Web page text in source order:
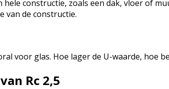
hele constructie, zoals een dak, vloer of
van de constructie.
voor glas. Hoe lager de U-waarde, hoe
Rc 2,5